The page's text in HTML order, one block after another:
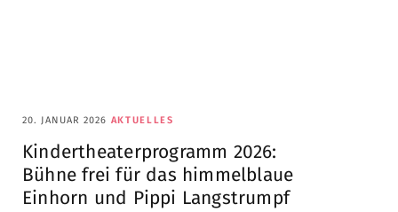
20. JANUAR 2026 AKTUELLES
Kindertheaterprogramm 2026:
Bühne frei für das himmelblaue
Einhorn und Pippi Langstrumpf